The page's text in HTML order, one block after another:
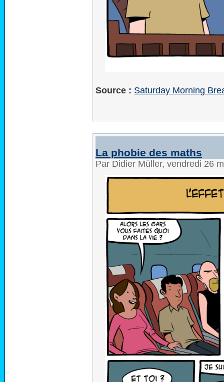
Source : Saturday Morning
La phobie des maths
Par Didier Müller, vendredi 26